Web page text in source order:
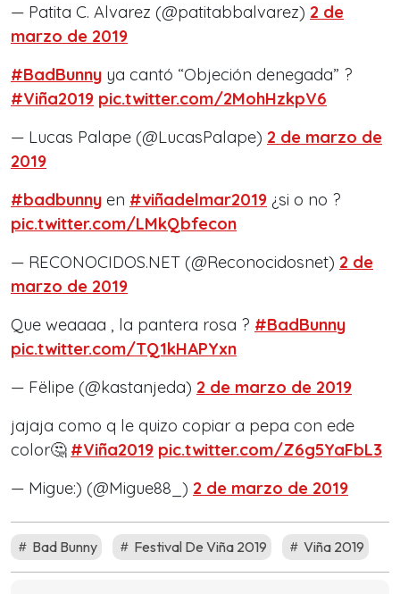
— Patita C. Alvarez (@patitabbalvarez) 2 de
marzo de 2019
#BadBunny ya cantó “Objeción denegada” ?
#Viña2019 pic.twitter.com/2MohHzkpV6
— Lucas Palape (@LucasPalape) 2 de marzo de
2019
#badbunny en #viñadelmar2019 ¿si o no ?
pic.twitter.com/LMkQbfecon
— RECONOCIDOS.NET (@Reconocidosnet) 2 de
marzo de 2019
Que weaaaa , la pantera rosa ? #BadBunny
pic.twitter.com/TQ1kHAPYxn
— Fëlipe (@kastanjeda) 2 de marzo de 2019
jajaja como q le quizo copiar a pepa con ede
color🤔 #Viña2019 pic.twitter.com/Z6g5YaFbL3
— Migue:) (@Migue88_) 2 de marzo de 2019
Bad Bunny Festival De Viña 2019 Viña 2019